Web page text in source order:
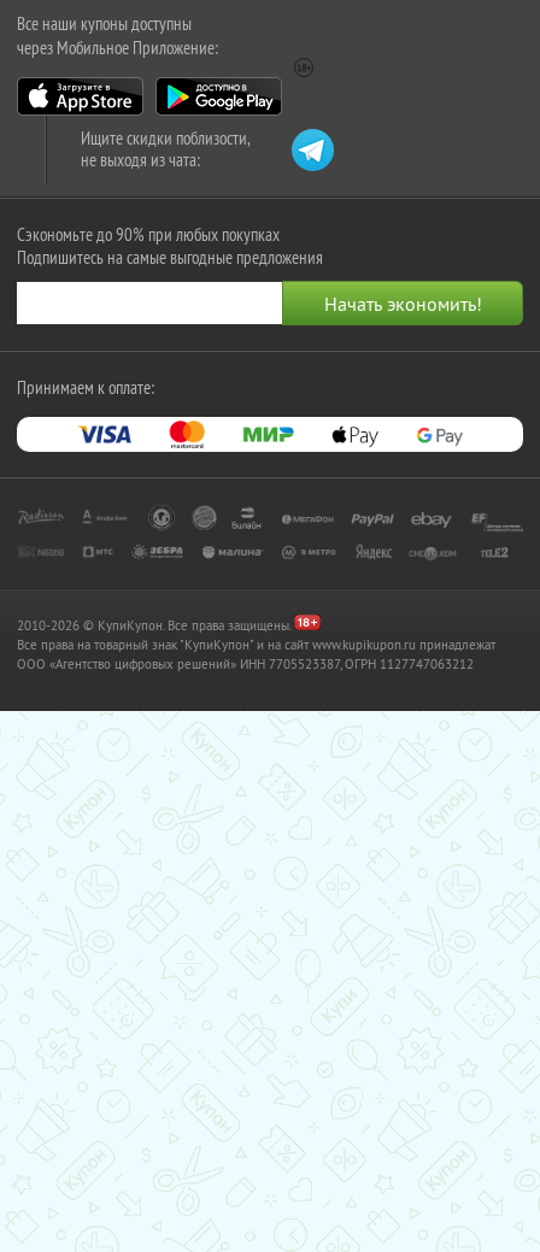
Все наши купоны доступны
через Мобильное Приложение:
Ищите скидки поблизости,
не выходя из чата:
Сэкономьте до 90% при любых покупках
Подпишитесь на самые выгодные предложения
Принимаем к оплате:
2010-2026 © КупиКупон. Все права защищены.
Все права на товарный знак "КупиКупон" и на сайт www.kupikupon.ru принадлежат
OOO «Агентство цифровых решений» ИНН 7705523387, ОГРН 1127747063212